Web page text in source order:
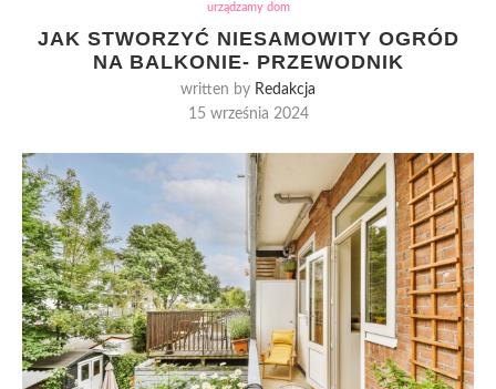
urządzamy dom
JAK STWORZYĆ NIESAMOWITY OGRÓD
NA BALKONIE- PRZEWODNIK
written by Redakcja
15 września 2024